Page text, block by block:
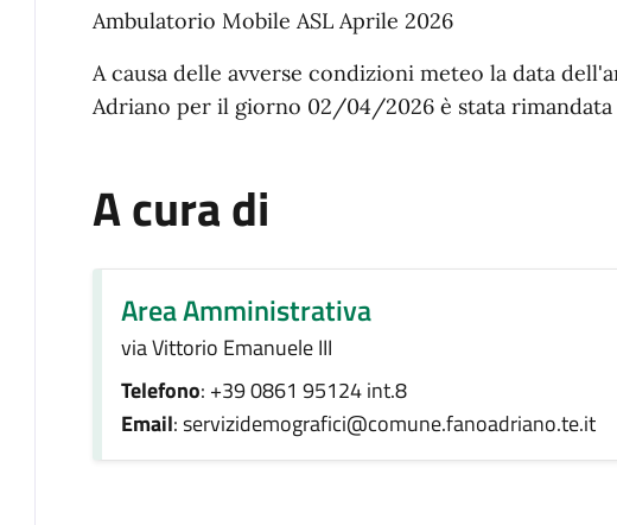
Ambulatorio Mobile ASL Aprile 2026
A causa delle avverse condizioni meteo la data
Adriano per il giorno 02/04/2026 è stata
A cura di
Area Amministrativa
via Vittorio Emanuele III
Telefono: +39 0861 95124 int.8
Email: servizidemografici@comune.fanoadriano.te.it